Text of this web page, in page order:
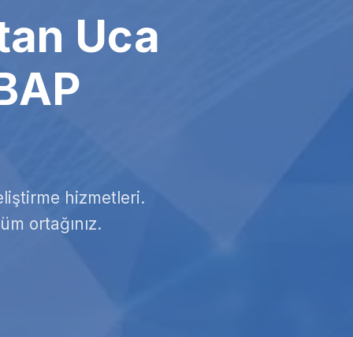
Uca
hizmetleri.
ortağınız.